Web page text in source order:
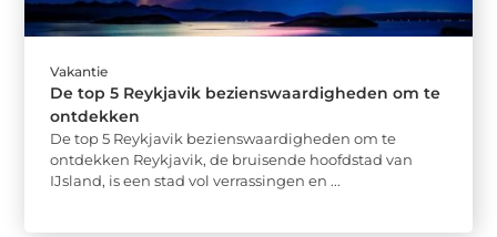
Vakantie
De top 5 Reykjavik bezienswaardigheden om te
ontdekken
De top 5 Reykjavik bezienswaardigheden om te
ontdekken Reykjavik, de bruisende hoofdstad van
IJsland, is een stad vol verrassingen en ...